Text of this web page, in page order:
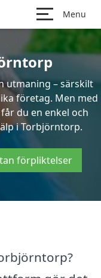
Menu
utmaning – särskilt
företag. Men med
du en enkel och
i Torbjörntorp.
förpliktelser